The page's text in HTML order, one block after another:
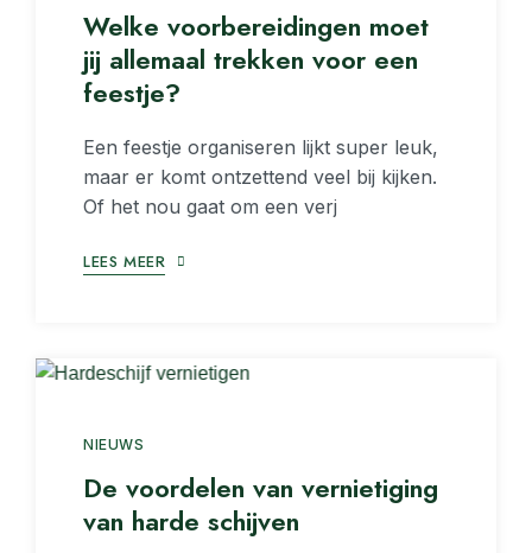
Welke voorbereidingen moet
jij allemaal trekken voor een
feestje?
Een feestje organiseren lijkt super leuk,
maar er komt ontzettend veel bij kijken.
Of het nou gaat om een verj
LEES MEER
NIEUWS
De voordelen van vernietiging
van harde schijven